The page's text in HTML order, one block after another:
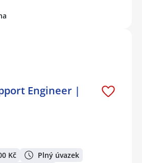
Engineer |
Kč
Plný úvazek